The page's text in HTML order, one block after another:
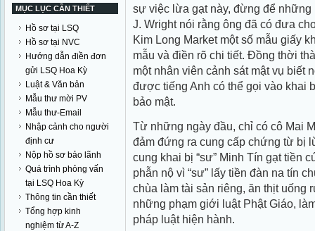
MỤC LỤC CẦN THIẾT
Hồ sơ tại LSQ
Hồ sơ tại NVC
Hướng dẫn điền đơn
gửi LSQ Hoa Kỳ
Luật & Văn bản
Mẫu thư mời PV
Mẫu thư-Email
Nhập cảnh cho người
định cư
Nộp hồ sơ bảo lãnh
Quá trình phỏng vấn
tại LSQ Hoa Kỳ
Thông tin cần thiết
Tổng hợp kinh
nghiệm từ A-Z
sự việc lừa gạt này, đừng để
J. Wright nói rằng ông đã có đưa
Kim Long Market một số mẫu giấy
mẫu và điền rõ chi tiết. Ðồng thời
một nhân viên cảnh sát mật vụ biết
được tiếng Anh có thể gọi vào khai
bảo mật.
Từ những ngày đầu, chỉ có cô Mai
đảm đứng ra cung cấp chứng từ bị
cung khai bị “sư” Minh Tín gạt tiền
phẫn nộ vì “sư” lấy tiền đàn na tín
chùa làm tài sản riêng, ăn thịt uống
những phạm giới luật Phật Giáo,
pháp luật hiện hành.